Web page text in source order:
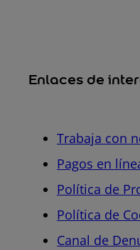
Enlaces de
Trabaja con
Pagos en
Política de
Política de
Canal de